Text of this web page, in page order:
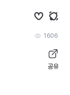
1606
공유